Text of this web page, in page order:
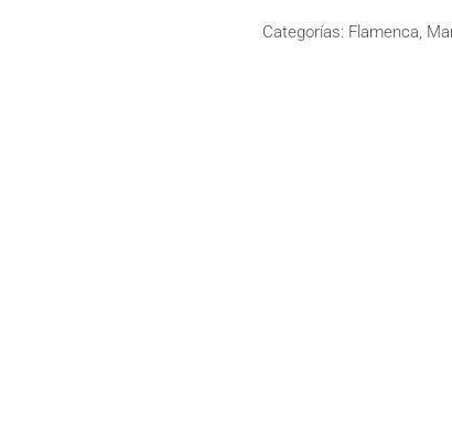
Categorías: Flamenca,